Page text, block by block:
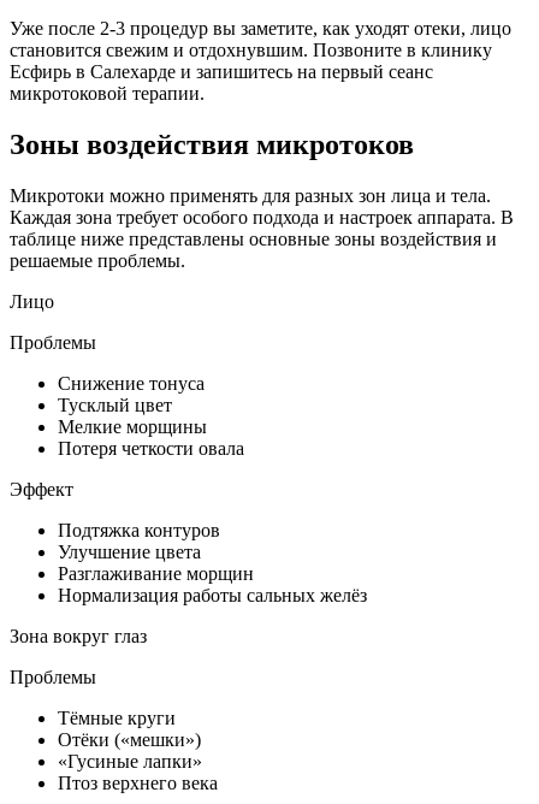
Уже после 2-3 процедур вы заметите, как уходят отеки, лицо
становится свежим и отдохнувшим. Позвоните в клинику
Есфирь в Салехарде и запишитесь на первый сеанс
микротоковой терапии.
Зоны воздействия микротоков
Микротоки можно применять для разных зон лица и тела.
Каждая зона требует особого подхода и настроек аппарата. В
таблице ниже представлены основные зоны воздействия и
решаемые проблемы.
Лицо
Проблемы
Снижение тонуса
Тусклый цвет
Мелкие морщины
Потеря четкости овала
Эффект
Подтяжка контуров
Улучшение цвета
Разглаживание морщин
Нормализация работы сальных желёз
Зона вокруг глаз
Проблемы
Тёмные круги
Отёки («мешки»)
«Гусиные лапки»
Птоз верхнего века